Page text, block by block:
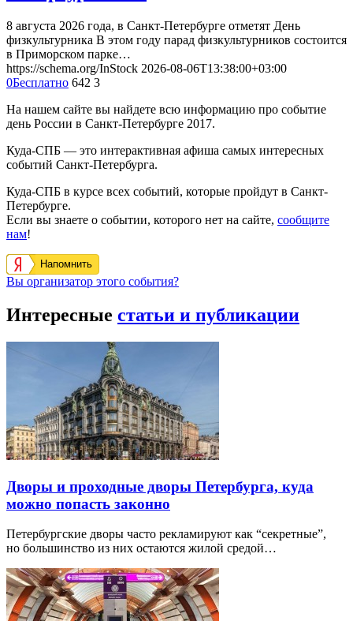
8 августа 2026 года, в Санкт-Петербурге отметят День
физкультурника В этом году парад физкультурников состоится
в Приморском парке…
https://schema.org/InStock 2026-08-06T13:38:00+03:00
0Бесплатно 642 3
На нашем сайте вы найдете всю информацию про событие
день России в Санкт-Петербурге 2017.
Куда-СПБ — это интерактивная афиша самых интересных
событий Санкт-Петербурга.
Куда-СПБ в курсе всех событий, которые пройдут в Санкт-
Петербурге.
Если вы знаете о событии, которого нет на сайте, сообщите
нам!
Напомнить
Вы организатор этого события?
Интересные статьи и публикации
Дворы и проходные дворы Петербурга, куда
можно попасть законно
Петербургские дворы часто рекламируют как “секретные”,
но большинство из них остаются жилой средой…